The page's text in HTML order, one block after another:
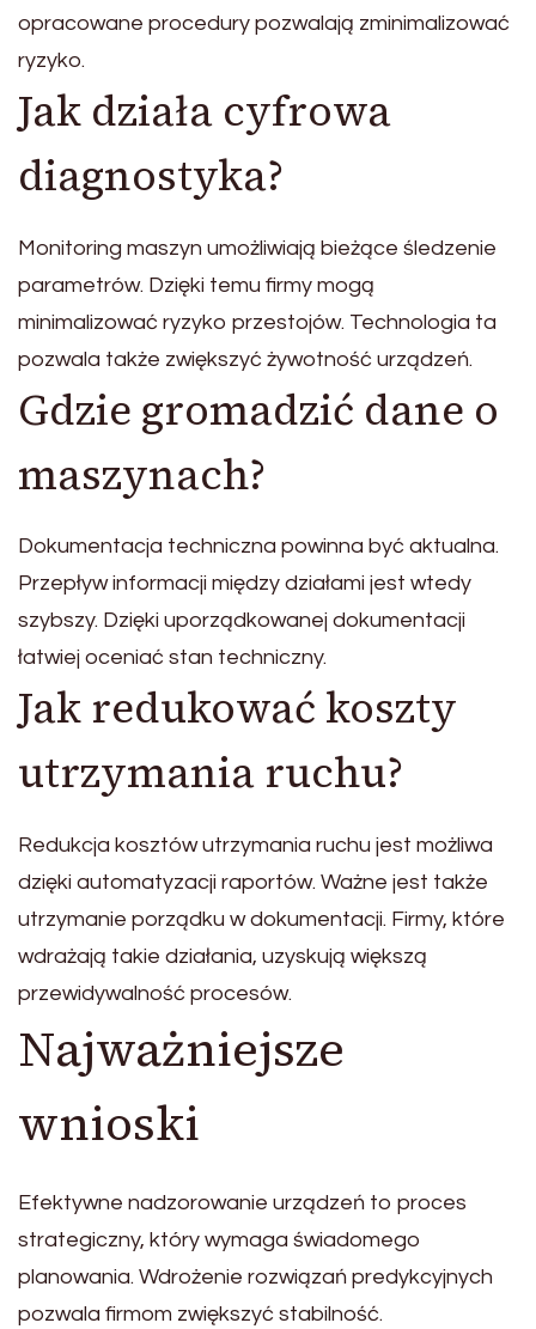
opracowane procedury pozwalają zminimalizować
ryzyko.
Jak działa cyfrowa
diagnostyka?
Monitoring maszyn umożliwiają bieżące śledzenie
parametrów. Dzięki temu firmy mogą
minimalizować ryzyko przestojów. Technologia ta
pozwala także zwiększyć żywotność urządzeń.
Gdzie gromadzić dane o
maszynach?
Dokumentacja techniczna powinna być aktualna.
Przepływ informacji między działami jest wtedy
szybszy. Dzięki uporządkowanej dokumentacji
łatwiej oceniać stan techniczny.
Jak redukować koszty
utrzymania ruchu?
Redukcja kosztów utrzymania ruchu jest możliwa
dzięki automatyzacji raportów. Ważne jest także
utrzymanie porządku w dokumentacji. Firmy, które
wdrażają takie działania, uzyskują większą
przewidywalność procesów.
Najważniejsze
wnioski
Efektywne nadzorowanie urządzeń to proces
strategiczny, który wymaga świadomego
planowania. Wdrożenie rozwiązań predykcyjnych
pozwala firmom zwiększyć stabilność.